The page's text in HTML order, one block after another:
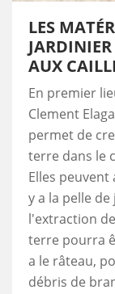
LES
AUX
En premier
Clement
permet de
terre dans le
Elles
y a la pelle
l'extraction
terre pourra
a le râteau,
débris de